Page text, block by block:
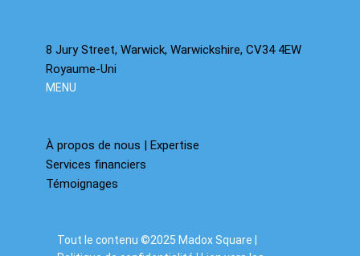
Tout le contenu ©2025 Madox Square |
8 Jury Street, Warwick, Warwickshire, CV34 4EW
Royaume-Uni
À propos de nous | Expertise
Services financiers
Témoignages
MENU